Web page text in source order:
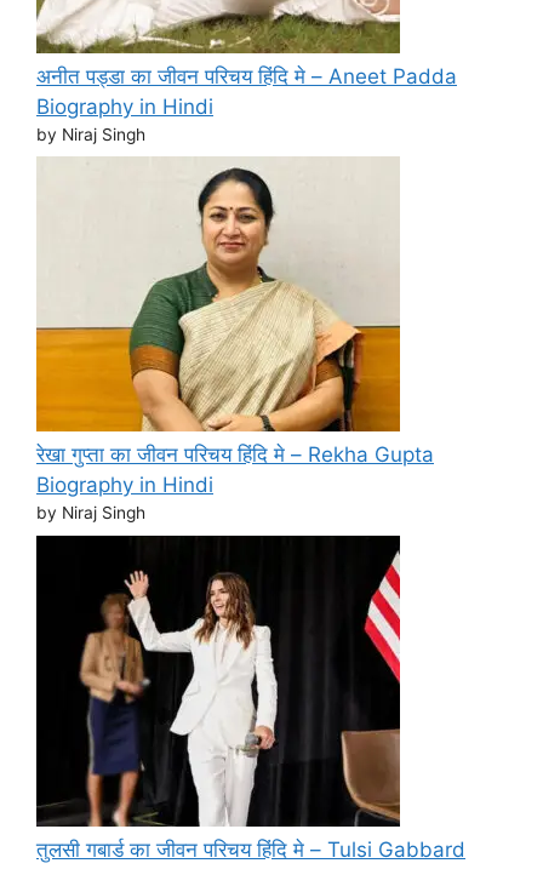
अनीत पड्डा का जीवन परिचय हिंदि मे – Aneet Padda
Biography in Hindi
by Niraj Singh
रेखा गुप्ता का जीवन परिचय हिंदि मे – Rekha Gupta
Biography in Hindi
by Niraj Singh
तुलसी गबार्ड का जीवन परिचय हिंदि मे – Tulsi Gabbard